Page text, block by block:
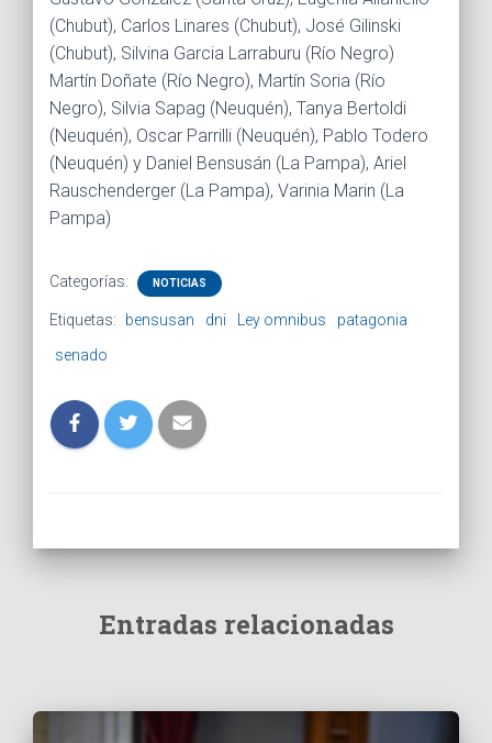
(Chubut), Carlos Linares (Chubut), José Gilinski
(Chubut), Silvina Garcia Larraburu (Río Negro)
Martín Doñate (Río Negro), Martín Soria (Río
Negro), Silvia Sapag (Neuquén), Tanya Bertoldi
(Neuquén), Oscar Parrilli (Neuquén), Pablo Todero
(Neuquén) y Daniel Bensusán (La Pampa), Ariel
Rauschenderger (La Pampa), Varinia Marin (La
Pampa)
Categorías: NOTICIAS
Etiquetas: bensusan dni Ley omnibus
patagonia
senado
Entradas relacionadas